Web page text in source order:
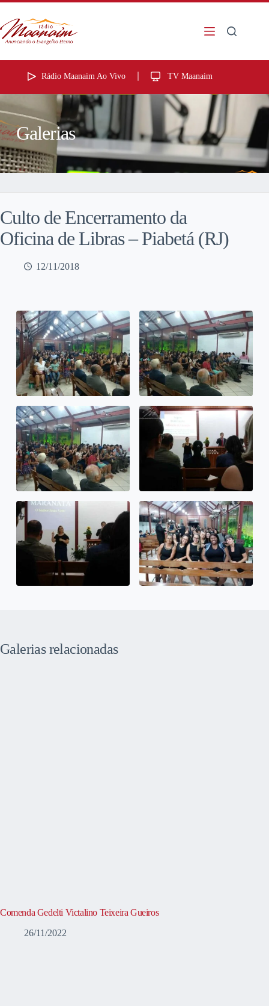
Rádio Maanaim Ao Vivo TV Maanaim
Galerias
Culto de Encerramento da
Oficina de Libras – Piabetá (RJ)
12/11/2018
Galerias relacionadas
Comenda Gedelti Victalino Teixeira Gueiros
26/11/2022